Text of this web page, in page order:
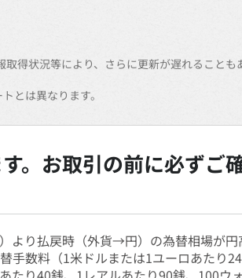
得状況等により、さらに更新が遅れることも
とは異なります。
。お取引の前に必ずご
より払戻時（外貨→円）の為替相場が円
手数料（1米ドルまたは1ユーロあたり24